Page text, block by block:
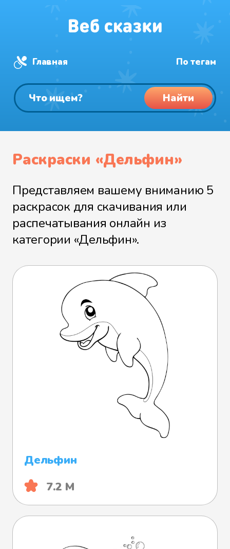
Главная По тегам
Найти
Раскраски «Дельфин»
Представляем вашему вниманию 5
раскрасок для скачивания или
распечатывания онлайн из
категории «Дельфин».
Дельфин
7.2 М